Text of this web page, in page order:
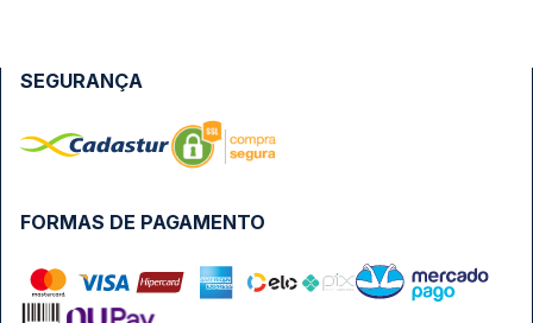
FORMAS DE PAGAMENTO
SEGURANÇA